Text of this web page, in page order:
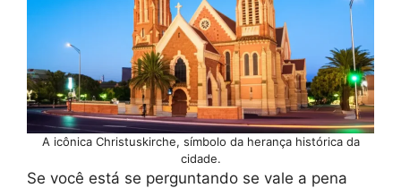
A icônica Christuskirche, símbolo da herança histórica da
cidade.
Se você está se perguntando se vale a pena